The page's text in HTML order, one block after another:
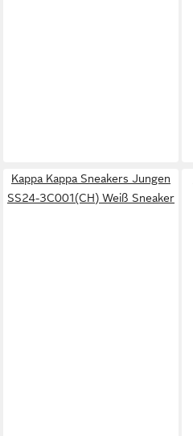
Kappa Kappa Sneakers Jungen
SS24-3C001(CH) Weiß Sneaker